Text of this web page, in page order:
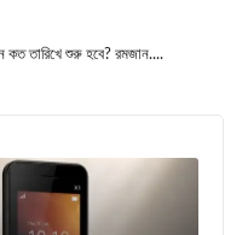
তারিখে শুরু হবে? রমজান....